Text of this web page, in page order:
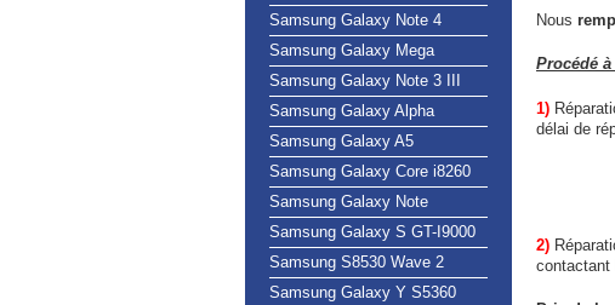
Samsung Galaxy Note 4
Samsung Galaxy Mega
Samsung Galaxy Note 3 III
Samsung Galaxy Alpha
Samsung Galaxy A5
Samsung Galaxy Core i8260
Samsung Galaxy Note
Samsung Galaxy S GT-I9000
Samsung S8530 Wave 2
Samsung Galaxy Y S5360
Nous
Procédé
1)
délai de
2)
contactant